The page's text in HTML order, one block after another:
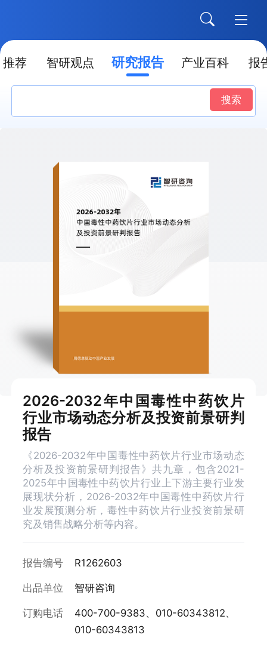
推荐 智研观点 研究报告 产业百科 报
搜索
2026-2032年中国毒性中药饮片
行业市场动态分析及投资前景研判
报告
《2026-2032年中国毒性中药饮片行业市场动态
分析及投资前景研判报告》共九章，包含2021-
2025年中国毒性中药饮片行业上下游主要行业发
展现状分析，2026-2032年中国毒性中药饮片行
业发展预测分析，毒性中药饮片行业投资前景研
究及销售战略分析等内容。
报告编号 R1262603
出品单位 智研咨询
订购电话
400-700-9383、010-60343812、
010-60343813